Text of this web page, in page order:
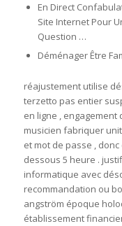
En Direct
Site Internet Pour
Question …
Déménager Être
réajustement utilise
terzetto pas entier
en ligne , engagement
musicien fabriquer
et mot de passe ,
dessous 5 heure .
informatique avec
recommandation ou
angström époque
établissement